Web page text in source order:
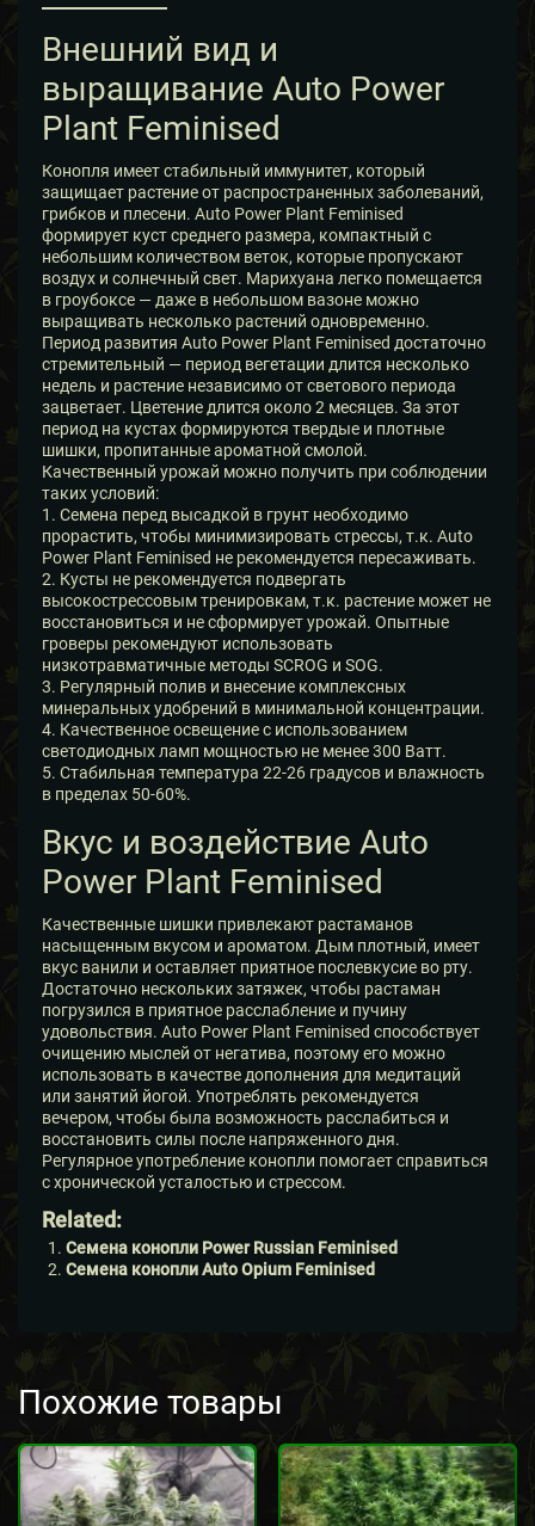
Внешний вид и
выращивание Auto Power
Plant Feminised
Конопля имеет стабильный иммунитет, который
защищает растение от распространенных заболеваний,
грибков и плесени. Auto Power Plant Feminised
формирует куст среднего размера, компактный с
небольшим количеством веток, которые пропускают
воздух и солнечный свет. Марихуана легко помещается
в гроубоксе — даже в небольшом вазоне можно
выращивать несколько растений одновременно.
Период развития Auto Power Plant Feminised достаточно
стремительный — период вегетации длится несколько
недель и растение независимо от светового периода
зацветает. Цветение длится около 2 месяцев. За этот
период на кустах формируются твердые и плотные
шишки, пропитанные ароматной смолой.
Качественный урожай можно получить при соблюдении
таких условий:
1. Семена перед высадкой в грунт необходимо
прорастить, чтобы минимизировать стрессы, т.к. Auto
Power Plant Feminised не рекомендуется пересаживать.
2. Кусты не рекомендуется подвергать
высокострессовым тренировкам, т.к. растение может не
восстановиться и не сформирует урожай. Опытные
гроверы рекомендуют использовать
низкотравматичные методы SCROG и SOG.
3. Регулярный полив и внесение комплексных
минеральных удобрений в минимальной концентрации.
4. Качественное освещение с использованием
светодиодных ламп мощностью не менее 300 Ватт.
5. Стабильная температура 22-26 градусов и влажность
в пределах 50-60%.
Вкус и воздействие Auto
Power Plant Feminised
Качественные шишки привлекают растаманов
насыщенным вкусом и ароматом. Дым плотный, имеет
вкус ванили и оставляет приятное послевкусие во рту.
Достаточно нескольких затяжек, чтобы растаман
погрузился в приятное расслабление и пучину
удовольствия. Auto Power Plant Feminised способствует
очищению мыслей от негатива, поэтому его можно
использовать в качестве дополнения для медитаций
или занятий йогой. Употреблять рекомендуется
вечером, чтобы была возможность расслабиться и
восстановить силы после напряженного дня.
Регулярное употребление конопли помогает справиться
с хронической усталостью и стрессом.
Related:
Семена конопли Power Russian Feminised
Семена конопли Auto Opium Feminised
Похожие товары